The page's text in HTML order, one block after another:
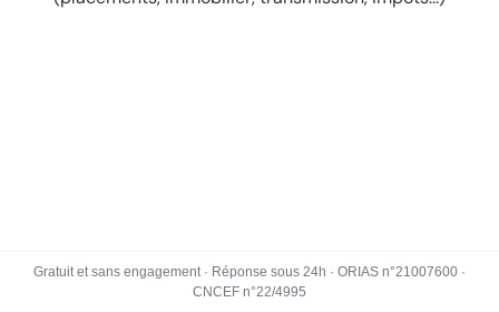
Gratuit et sans engagement · Réponse sous 24h · ORIAS n°21007600 ·
CNCEF n°22/4995